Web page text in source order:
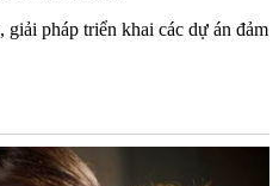
pháp triển khai các dự án đảm